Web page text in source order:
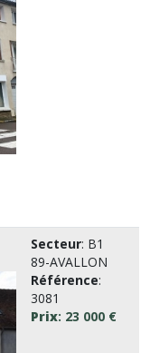
Secteur: B1
89-AVALLON
Référence:
3081
Prix: 23 000 €